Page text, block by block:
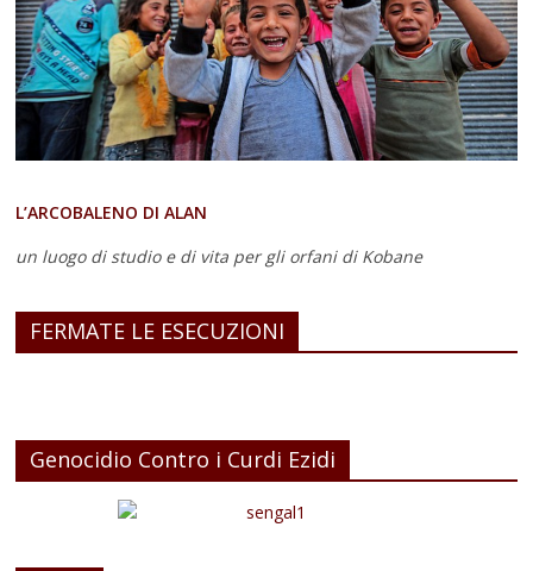
L’ARCOBALENO DI ALAN
un luogo di studio e di vita per gli orfani di Kobane
FERMATE LE ESECUZIONI
Genocidio Contro i Curdi Ezidi